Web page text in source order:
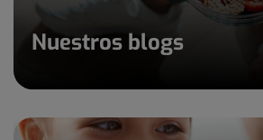
Nuestros blogs